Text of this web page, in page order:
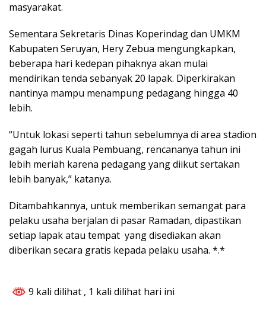
masyarakat.
Sementara Sekretaris Dinas Koperindag dan UMKM
Kabupaten Seruyan, Hery Zebua mengungkapkan,
beberapa hari kedepan pihaknya akan mulai
mendirikan tenda sebanyak 20 lapak. Diperkirakan
nantinya mampu menampung pedagang hingga 40
lebih.
“Untuk lokasi seperti tahun sebelumnya di area stadion
gagah lurus Kuala Pembuang, rencananya tahun ini
lebih meriah karena pedagang yang diikut sertakan
lebih banyak,” katanya.
Ditambahkannya, untuk memberikan semangat para
pelaku usaha berjalan di pasar Ramadan, dipastikan
setiap lapak atau tempat yang disediakan akan
diberikan secara gratis kepada pelaku usaha. *.*
9 kali dilihat , 1 kali dilihat hari ini